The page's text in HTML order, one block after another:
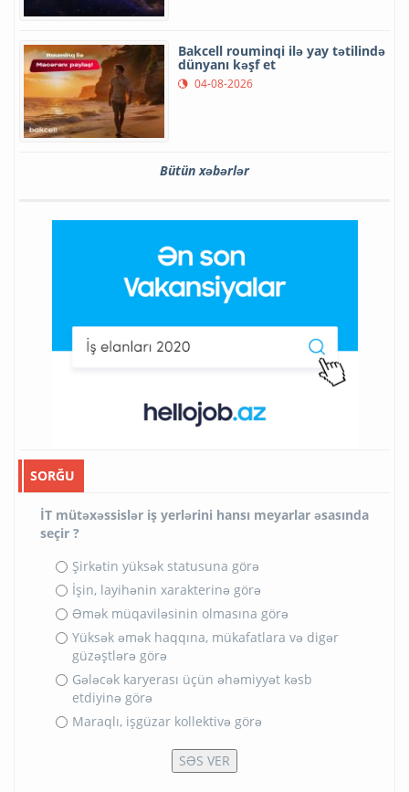
Bakcell rouminqi ilə yay tətilində
dünyanı kəşf et
04-08-2026
Bütün xəbərlər
SORĞU
İT mütəxəssislər iş yerlərini hansı meyarlar əsasında
seçir ?
Şirkətin yüksək statusuna görə
İşin, layihənin xarakterinə görə
Əmək müqaviləsinin olmasına görə
Yüksək əmək haqqına, mükafatlara və digər
güzəştlərə görə
Gələcək karyerası üçün əhəmiyyət kəsb
etdiyinə görə
Maraqlı, işgüzar kollektivə görə